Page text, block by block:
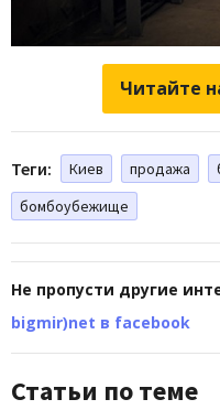
Читайте
Теги: Киев продажа
бомбоубежище
Не пропусти другие
bigmir)net в facebook
Статьи по теме